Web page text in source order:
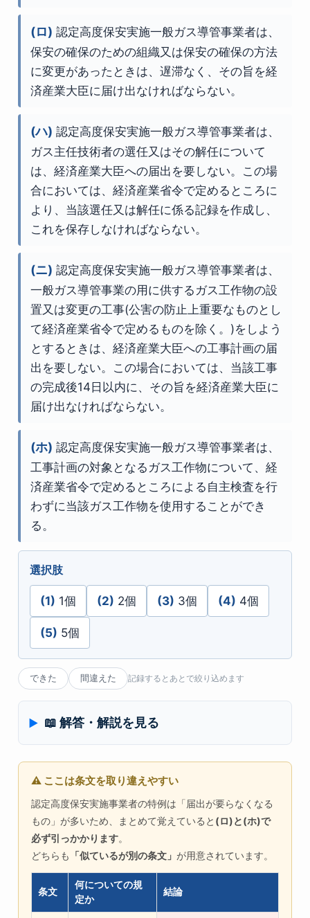
(ロ) 認定高度保安実施一般ガス導管事業者は、
保安の確保のための組織又は保安の確保の方法
に変更があったときは、遅滞なく、その旨を経
済産業大臣に届け出なければならない。
(ハ) 認定高度保安実施一般ガス導管事業者は、
ガス主任技術者の選任又はその解任について
は、経済産業大臣への届出を要しない。この場
合においては、経済産業省令で定めるところに
より、当該選任又は解任に係る記録を作成し、
これを保存しなければならない。
(ニ) 認定高度保安実施一般ガス導管事業者は、
一般ガス導管事業の用に供するガス工作物の設
置又は変更の工事(公害の防止上重要なものとし
て経済産業省令で定めるものを除く。)をしよう
とするときは、経済産業大臣への工事計画の届
出を要しない。この場合においては、当該工事
の完成後14日以内に、その旨を経済産業大臣に
届け出なければならない。
(ホ) 認定高度保安実施一般ガス導管事業者は、
工事計画の対象となるガス工作物について、経
済産業省令で定めるところによる自主検査を行
わずに当該ガス工作物を使用することができ
る。
選択肢
(1) 1個 (2) 2個 (3) 3個 (4) 4個
(5) 5個
できた 間違えた 記録するとあとで絞り込めます
📖 解答・解説を見る
⚠ ここは条文を取り違えやすい
認定高度保安実施事業者の特例は「届出が要らなくなる
もの」が多いため、まとめて覚えていると (ロ)と(ホ)で
必ず引っかかります。
どちらも 「似ているが別の条文」 が用意されています。
条文
何についての規
定か
結論